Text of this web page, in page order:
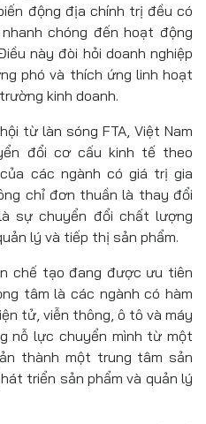
động địa chính trị đều có
chóng đến hoạt động
này đòi hỏi doanh nghiệp
phó và thích ứng linh hoạt
kinh doanh.
từ làn sóng FTA, Việt Nam
đổi cơ cấu kinh tế theo
các ngành có giá trị gia
chỉ đơn thuần là thay đổi
sự chuyển đổi chất lượng
lý và tiếp thị sản phẩm.
chế tạo đang được ưu tiên
tâm là các ngành có hàm
tử, viễn thông, ô tô và máy
nỗ lực chuyển mình từ một
thành một trung tâm sản
triển sản phẩm và quản lý